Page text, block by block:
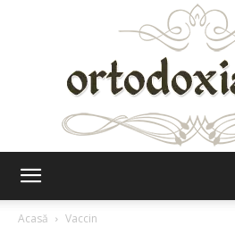
Acasă
Vaccin